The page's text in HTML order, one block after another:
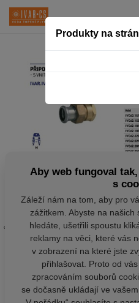
Produkty na
Aby web fungoval
s
Záleží nám na tom, aby pro
zážitkem. Abyste na
hledáte, ušetřili spoustu
reklamy na věci, které vás
v zobrazení na které jste
přihlašovat. Proto od
zpracováním souborů
se dočasně ukládají ve